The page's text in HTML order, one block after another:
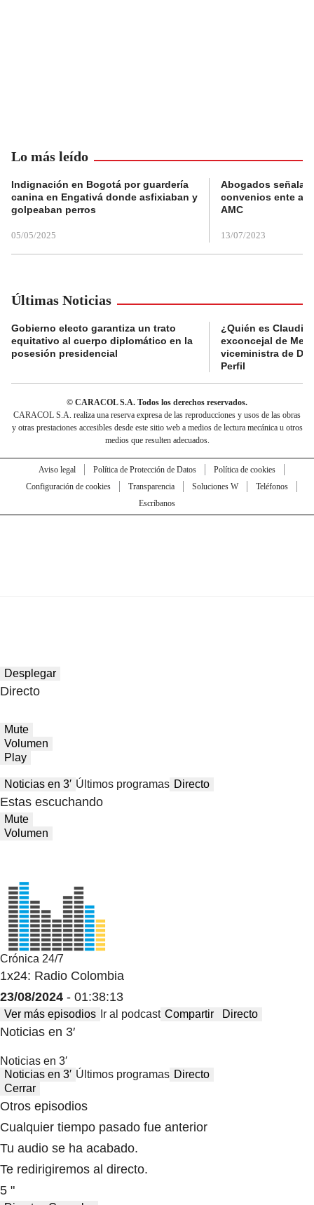
Lo más leído
Indignación en Bogotá por guardería
canina en Engativá donde asfixiaban y
golpeaban perros
05/05/2025
Abogados
convenios ente
AMC
13/07/2023
Últimas Noticias
Gobierno electo garantiza un trato
equitativo al cuerpo diplomático en la
posesión presidencial
¿Quién es Claudia
exconcejal de
viceministra de
Perfil
© CARACOL S.A. Todos los derechos reservados.
CARACOL S.A. realiza una reserva expresa de las reproducciones y usos de las obras
y otras prestaciones accesibles desde este sitio web a medios de lectura mecánica u otros
medios que resulten adecuados.
Aviso legal Política de Protección de Datos
Política de cookies
Configuración de cookies
Transparencia Soluciones W
Teléfonos
Escríbanos
Desplegar
Directo
Mute
Volumen
Play
Noticias en 3′ Últimos programas Directo
Estas escuchando
Mute
Volumen
Crónica 24/7
1x24: Radio Colombia
23/08/2024 - 01:38:13
Ver más episodios Ir al podcast Compartir Directo
Noticias en 3′
Noticias en 3′
Noticias en 3′ Últimos programas Directo
Cerrar
Otros episodios
Cualquier tiempo pasado fue anterior
Tu audio se ha acabado.
Te redirigiremos al directo.
5 "